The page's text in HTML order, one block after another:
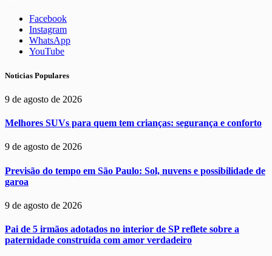
Facebook
Instagram
WhatsApp
YouTube
Noticias Populares
9 de agosto de 2026
Melhores SUVs para quem tem crianças: segurança e conforto
9 de agosto de 2026
Previsão do tempo em São Paulo: Sol, nuvens e possibilidade de
garoa
9 de agosto de 2026
Pai de 5 irmãos adotados no interior de SP reflete sobre a
paternidade construída com amor verdadeiro